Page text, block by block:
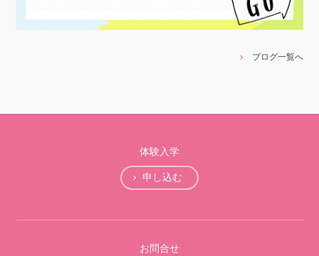
ブログ一覧へ
体験入学
申し込む
お問合せ